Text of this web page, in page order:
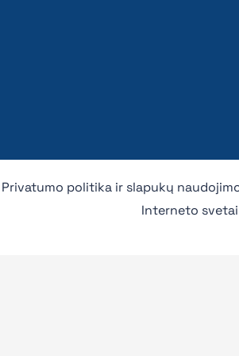
Privatumo politika ir slapukų
Interneto